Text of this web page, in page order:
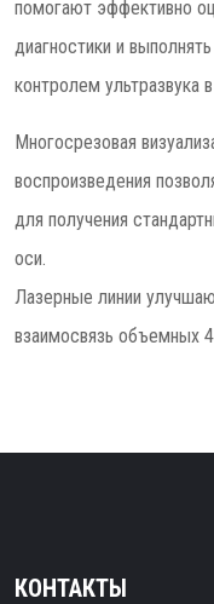
помогают эффективно
диагностики и
контролем ультразвука
Многосрезовая
воспроизведения
для получения
оси.
Лазерные линии
взаимосвязь объемных
КОНТАКТЫ